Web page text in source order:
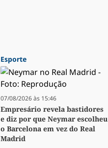
Esporte
07/08/2026 às 15:46
Empresário revela bastidores
e diz por que Neymar escolheu
o Barcelona em vez do Real
Madrid